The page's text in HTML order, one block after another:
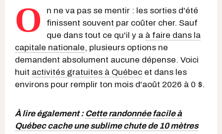
O
n ne va pas se mentir : les sorties d'été
finissent souvent par coûter cher. Sauf
que dans tout ce qu'il y a à faire dans la
capitale nationale, plusieurs options ne
demandent absolument aucune dépense. Voici
huit activités gratuites à Québec et dans les
environs pour remplir ton mois d'août 2026 à 0 $.
À lire également : Cette randonnée facile à
Québec cache une sublime chute de 10 mètres